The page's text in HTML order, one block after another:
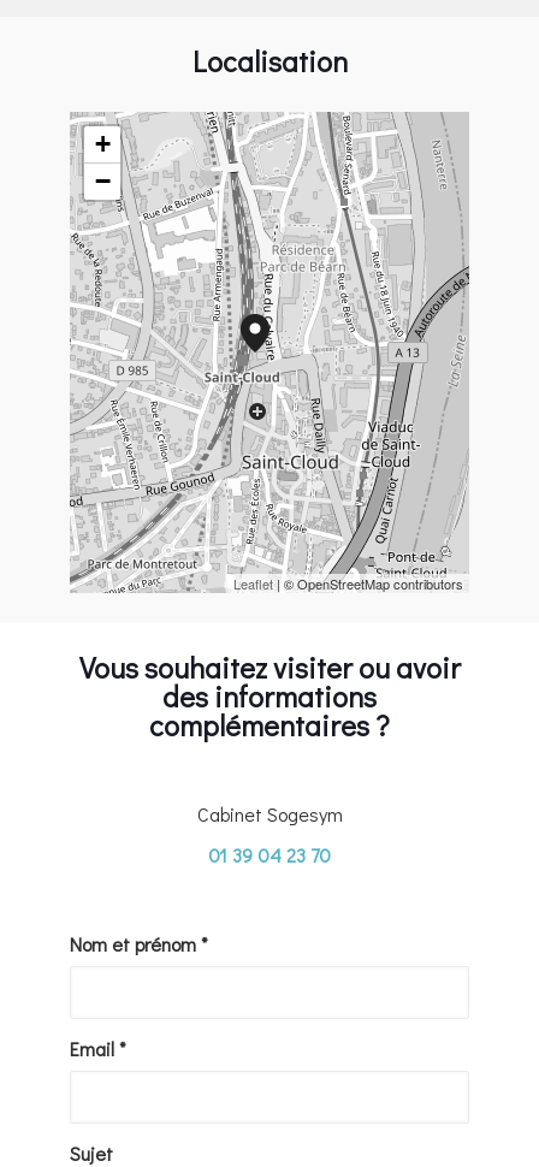
Localisation
+
−
Leaflet| © OpenStreetMap contributors
Vous souhaitez visiter ou avoir
des informations
complémentaires ?
Cabinet Sogesym
01 39 04 23 70
Nom et prénom *
Email *
Sujet